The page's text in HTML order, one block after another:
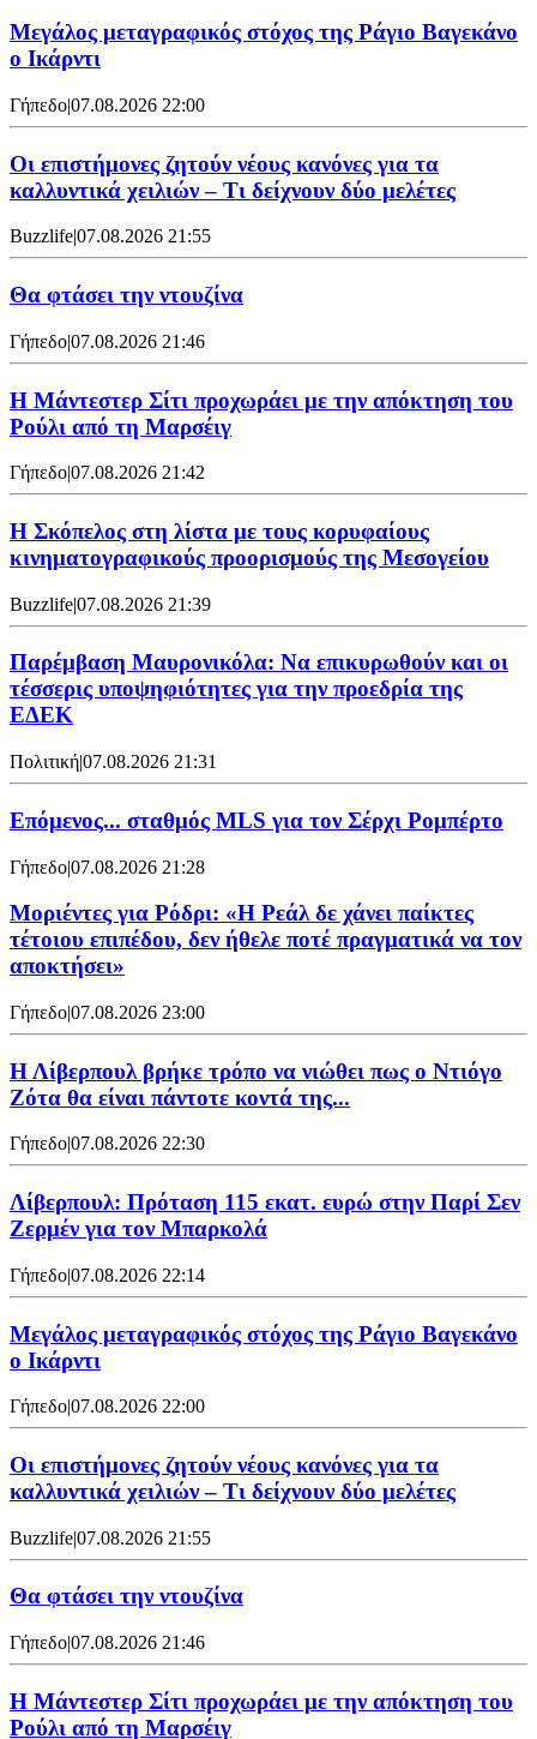
Μεγάλος μεταγραφικός στόχος της Ράγιο Βαγεκάνο
ο Ικάρντι
Γήπεδο|07.08.2026 22:00
Οι επιστήμονες ζητούν νέους κανόνες για τα
καλλυντικά χειλιών – Τι δείχνουν δύο μελέτες
Buzzlife|07.08.2026 21:55
Θα φτάσει την ντουζίνα
Γήπεδο|07.08.2026 21:46
Η Μάντεστερ Σίτι προχωράει με την απόκτηση του
Ρούλι από τη Μαρσέιγ
Γήπεδο|07.08.2026 21:42
Η Σκόπελος στη λίστα με τους κορυφαίους
κινηματογραφικούς προορισμούς της Μεσογείου
Buzzlife|07.08.2026 21:39
Παρέμβαση Μαυρονικόλα: Να επικυρωθούν και οι
τέσσερις υποψηφιότητες για την προεδρία της
ΕΔΕΚ
Πολιτική|07.08.2026 21:31
Επόμενος... σταθμός MLS για τον Σέρχι Ρομπέρτο
Γήπεδο|07.08.2026 21:28
Μοριέντες για Ρόδρι: «Η Ρεάλ δε χάνει παίκτες
τέτοιου επιπέδου, δεν ήθελε ποτέ πραγματικά να τον
αποκτήσει»
Γήπεδο|07.08.2026 23:00
Η Λίβερπουλ βρήκε τρόπο να νιώθει πως ο Ντιόγο
Ζότα θα είναι πάντοτε κοντά της...
Γήπεδο|07.08.2026 22:30
Λίβερπουλ: Πρόταση 115 εκατ. ευρώ στην Παρί Σεν
Ζερμέν για τον Μπαρκολά
Γήπεδο|07.08.2026 22:14
Μεγάλος μεταγραφικός στόχος της Ράγιο Βαγεκάνο
ο Ικάρντι
Γήπεδο|07.08.2026 22:00
Οι επιστήμονες ζητούν νέους κανόνες για τα
καλλυντικά χειλιών – Τι δείχνουν δύο μελέτες
Buzzlife|07.08.2026 21:55
Θα φτάσει την ντουζίνα
Γήπεδο|07.08.2026 21:46
Η Μάντεστερ Σίτι προχωράει με την απόκτηση του
Ρούλι από τη Μαρσέιγ